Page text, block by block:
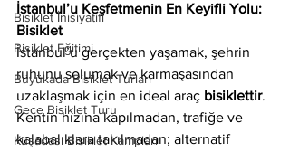
Bisiklet İnisiyatifi
Bisiklet Eğitimi
Büyükada Bisiklet Turları
Gece Bisiklet Turu
Kuşadası Bisiklet Kampları
İstanbul’u Keşfetmenin En Keyifli Yolu:
Bisiklet
İstanbul’u gerçekten yaşamak, şehrin
ruhunu solumak ve karmaşasından
uzaklaşmak için en ideal araç bisiklettir.
Kentin hızına kapılmadan, trafiğe ve
kalabalıklara takılmadan; alternatif